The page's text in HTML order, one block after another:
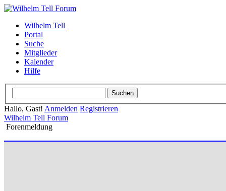
Wilhelm Tell
Portal
Suche
Mitglieder
Kalender
Hilfe
Hallo, Gast! Anmelden Registrieren
Wilhelm Tell Forum
Forenmeldung